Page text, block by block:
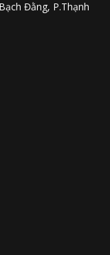
Đằng, P.Thạnh